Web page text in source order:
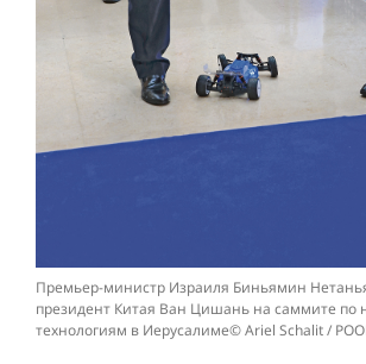
Премьер-министр Израиля Биньямин
президент Китая Ван Цишань на саммите по
технологиям в Иерусалиме© Ariel Schalit /